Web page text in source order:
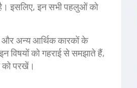
है। इसलिए, इन सभी पहलुओं को
और अन्य आर्थिक कारकों के
को गहराई से समझाते हैं,
को परखें।